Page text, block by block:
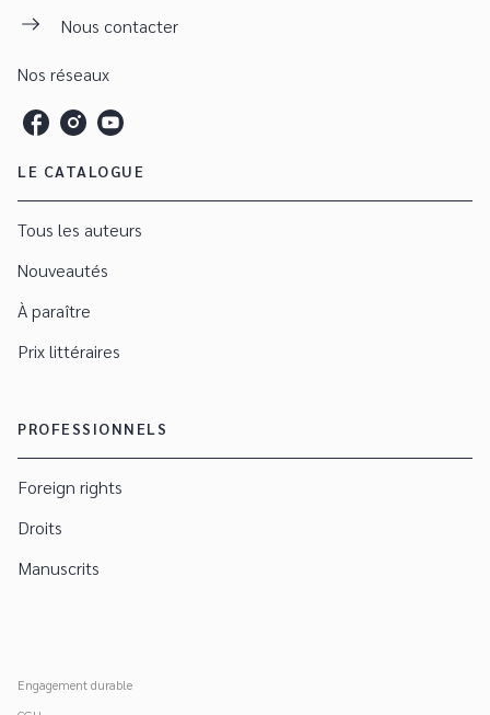
Nous contacter
Nos réseaux
LE CATALOGUE
Tous les auteurs
Nouveautés
À paraître
Prix littéraires
PROFESSIONNELS
Foreign rights
Droits
Manuscrits
Engagement durable